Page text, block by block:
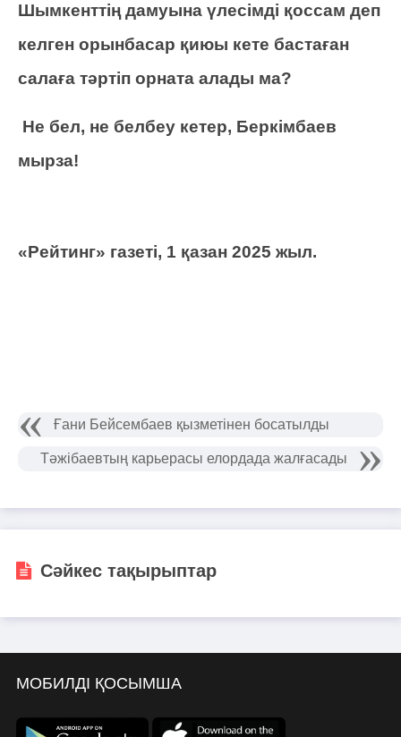
Шымкенттің дамуына үлесімді қоссам деп
келген орынбасар қиюы кете бастаған
салаға тәртіп орната алады ма?
Не бел, не белбеу кетер, Беркімбаев
мырза!
«Рейтинг» газеті, 1 қазан 2025 жыл.
Ғани Бейсембаев қызметінен босатылды
Тәжібаевтың карьерасы елордада жалғасады
Сәйкес тақырыптар
МОБИЛДІ ҚОСЫМША